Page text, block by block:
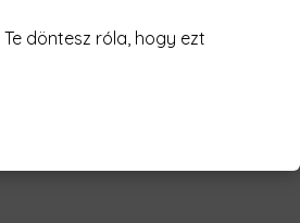
döntesz róla, hogy ezt